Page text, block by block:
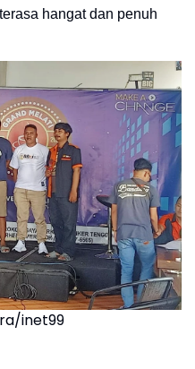
hangat dan penuh
inet99